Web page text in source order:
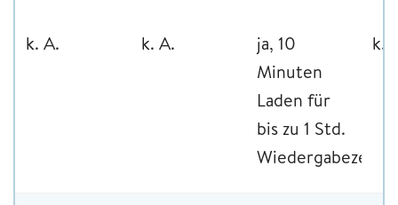
k. A. k. A.
ja, 10
Minuten
Laden für
bis zu 1 Std.
Wiedergabezeit
k.